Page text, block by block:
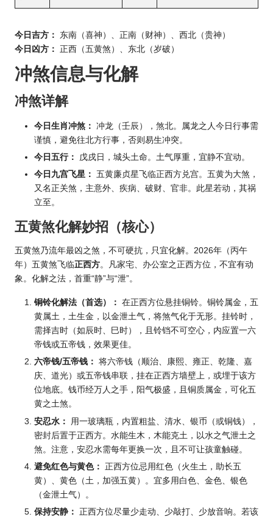
今日吉方：
东南（喜神）、正南（财神）、西北（贵神）
今日凶方：
正西（五黄煞）、东北（岁破）
冲煞信息与化解
冲煞详解
今日 生肖冲煞： 冲龙（壬辰），煞北。属龙之人今日行事需
谨慎，避免往北方行事，否则易生冲突。
今日五行：
戊戌日，城头土命。土气厚重，宜静不宜动。
今日九宫飞星 ：
五黄廉贞星飞临正西方兑宫。五黄为大煞，
又名正关煞，主意外、疾病、破财、官非。此星若动，其祸
立至。
五黄煞化解妙招（核心）
五黄煞乃流年最凶之煞，不可硬抗，只宜化解。2026年（丙午
年）五黄煞飞临正西方。凡家宅、办公室之正西方位，不宜有动
象。化解之法，首重“静”与“泄”。
铜铃化解法（首选）： 在正西方位悬挂铜铃。铜铃属金，五
黄属土，土生金，以金泄土气，将煞气化于无形。挂铃时，
需择吉时（如辰时、巳时），且铃铛不可空心，内应置一六
帝钱或五帝钱，效果更佳。
六帝钱/五帝钱： 将六帝钱（顺治、康熙、雍正、乾隆、嘉
庆、道光）或五帝钱串联，挂在正西方墙壁上，或埋于该方
位地底。钱币经万人之手，阳气极盛，且铜质属金，可化五
黄之土煞。
安忍水：
用一玻璃瓶，内置粗盐、清水、银币（或铜钱），
密封后置于正西方。水能生木，木能克土，以水之气泄土之
煞。注意，安忍水需每年更换一次，且不可让孩童触碰。
避免红色与黄色： 正西方位忌用红色（火生土，助长五
黄）、黄色（土，加强五黄）。宜多用白色、金色、银色
（金泄土气）。
保持安静：
正西方位尽量少走动、少敲打、少放音响。若该